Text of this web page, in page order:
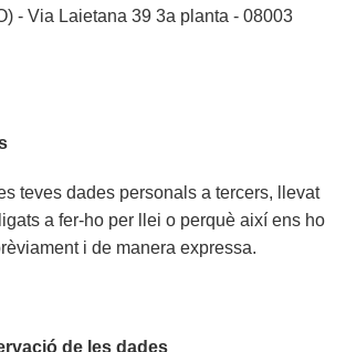
- Via Laietana 39 3a planta - 08003
teves dades personals a tercers, llevat
a fer-ho per llei o perquè així ens ho
i de manera expressa.
de les dades